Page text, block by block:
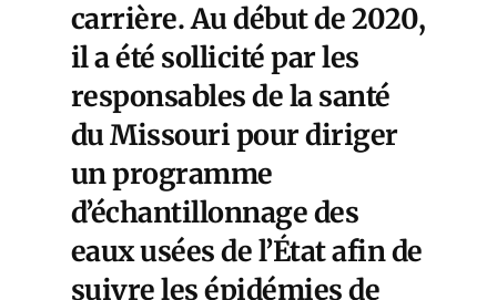
carrière. Au début de 2020,
il a été sollicité par les
responsables de la santé
du Missouri pour diriger
un programme
d’échantillonnage des
eaux usées de l’État afin de
suivre les épidémies de